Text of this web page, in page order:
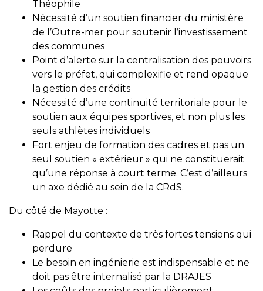
Théophile
Nécessité d’un soutien financier du ministère
de l’Outre-mer pour soutenir l’investissement
des communes
Point d’alerte sur la centralisation des pouvoirs
vers le préfet, qui complexifie et rend opaque
la gestion des crédits
Nécessité d’une continuité territoriale pour le
soutien aux équipes sportives, et non plus les
seuls athlètes individuels
Fort enjeu de formation des cadres et pas un
seul soutien « extérieur » qui ne constituerait
qu’une réponse à court terme. C’est d’ailleurs
un axe dédié au sein de la CRdS.
Du côté de Mayotte :
Rappel du contexte de très fortes tensions qui
perdure
Le besoin en ingénierie est indispensable et ne
doit pas être internalisé par la DRAJES